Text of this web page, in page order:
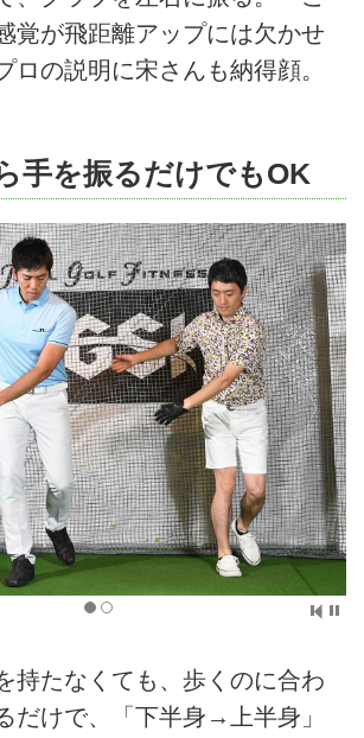
覚が飛距離アップには欠かせ
ロの説明に宋さんも納得顔。
手を振るだけでもOK
持たなくても、歩くのに合わ
だけで、「下半身→上半身」